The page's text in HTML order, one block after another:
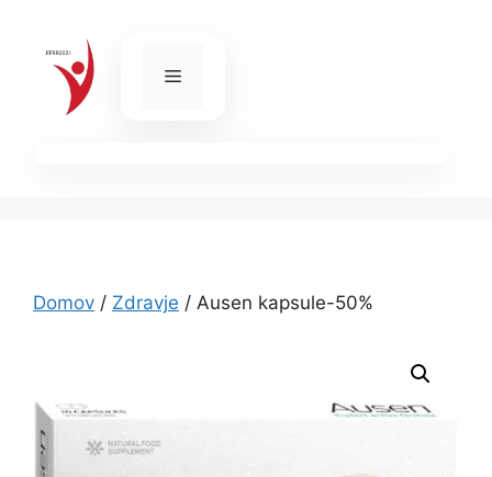
content
Menu
Domov / Zdravje / Ausen kapsule-50%